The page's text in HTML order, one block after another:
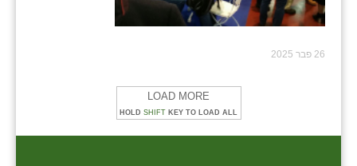
26 פבר 2025
LOAD MORE
HOLD SHIFT KEY TO LOAD ALL